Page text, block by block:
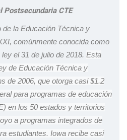
Postsecundaria CTE
de la Educación Técnica y
comúnmente conocida como
el 31 de julio de 2018. Esta
de Educación Técnica y
de 2006, que otorga casi $1.2
para programas de educación
en los 50 estados y territorios
a programas integrados de
estudiantes. Iowa recibe casi